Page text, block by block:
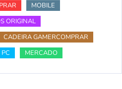
MOBILE
ORIGINAL
CADEIRA GAMERCOMPRAR
PC MERCADO